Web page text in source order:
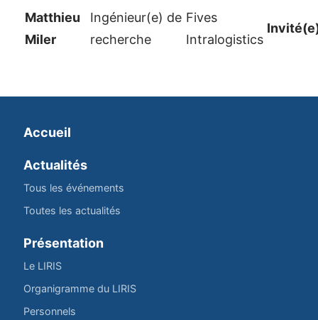
Matthieu
Miler
Ingénieur(e) de
recherche
Fives
Intralogistics
Accueil
Actualités
Tous les événements
Toutes les actualités
Présentation
Le LIRIS
Organigramme du LIRIS
Personnels